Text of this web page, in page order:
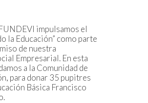
impulsamos el
la Educación” como parte
de nuestra
Empresarial. En esta
a la Comunidad de
para donar 35 pupitres
Básica Francisco